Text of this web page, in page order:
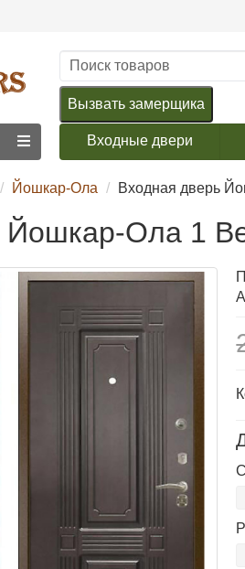
Вызвать замерщика
Входные двери
Йошкар-Ола Входная дверь
Йошкар-Ола 1